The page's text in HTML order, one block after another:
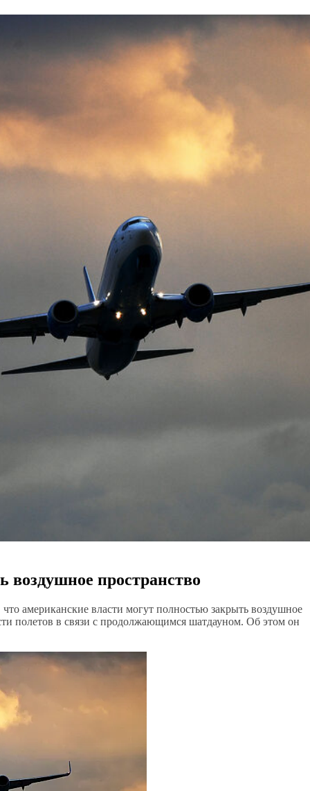
пространство
американские власти могут полностью закрыть воздушное
полетов в связи с продолжающимся шатдауном. Об этом он